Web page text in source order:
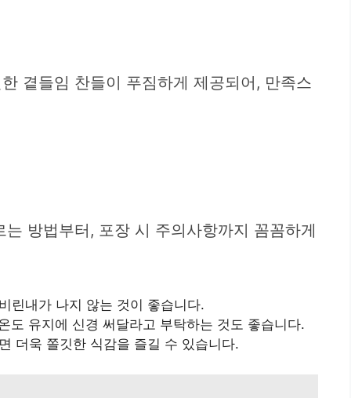
곁들임 찬들이 푸짐하게 제공되어, 만족스
방법부터, 포장 시 주의사항까지 꼼꼼하게
린내가 나지 않는 것이 좋습니다.
유지에 신경 써달라고 부탁하는 것도 좋습니다.
더욱 쫄깃한 식감을 즐길 수 있습니다.